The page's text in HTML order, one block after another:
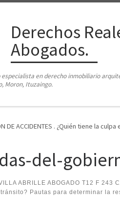
Derechos
Abogados.
en derecho inmobiliario
Moron, Ituzaingo.
DE ACCIDENTES . ¿Quién tiene la
del-
ABRILLE ABOGADO T12 F 243
Pautas para determinar la